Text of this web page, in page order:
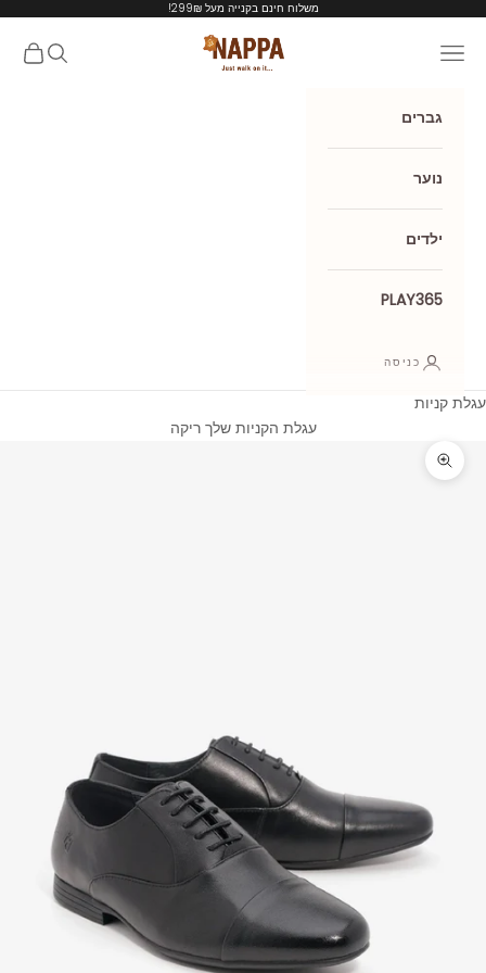
משלוח חינם בקנייה מעל 299₪!
Nappa shoes תפריט חיפושעגלת
גברים
נוער
ילדים
PLAY365
כניסה
עגלת קניות
עגלת הקניות שלך ריקה
תקריב